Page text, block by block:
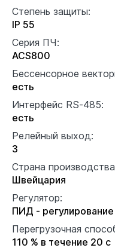
Степень защиты:
IP 55
Серия ПЧ:
ACS800
Бессенсорное
есть
Интерфейс RS-485:
есть
Релейный выход:
3
Страна
Швейцария
Регулятор:
ПИД - регулирование
Перегрузочная
110 % в течение 20 с